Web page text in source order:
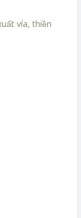
vía, thiền